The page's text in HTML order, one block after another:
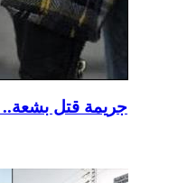
جريمة قتل